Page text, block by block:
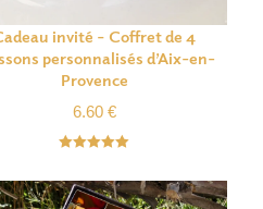
invité – Coffret de 4
personnalisés d’Aix-en-
Provence
6.60 €